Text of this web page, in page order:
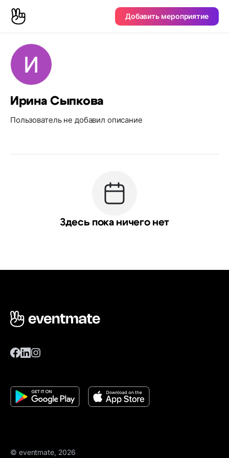
Добавить мероприятие
Ирина Сыпкова
Пользователь не добавил описание
Здесь пока ничего нет
© eventmate, 2026